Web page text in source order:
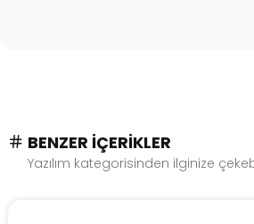
BENZER İÇERIKLER
Yazılım kategorisinden ilginize